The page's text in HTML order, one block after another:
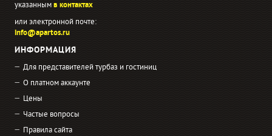
указаннымв контактах
или электронной почте:
info@apartos.ru
ИНФОРМАЦИЯ
Для представителей турбаз и гостиниц
О платном аккаунте
Цены
Частые вопросы
Правила сайта